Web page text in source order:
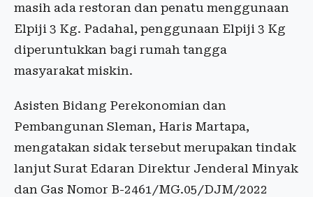
masih ada restoran dan penatu menggunaan
Elpiji 3 Kg. Padahal, penggunaan Elpiji 3 Kg
diperuntukkan bagi rumah tangga
masyarakat miskin.
Asisten Bidang Perekonomian dan
Pembangunan Sleman, Haris Martapa,
mengatakan sidak tersebut merupakan tindak
lanjut Surat Edaran Direktur Jenderal Minyak
dan Gas Nomor B-2461/MG.05/DJM/2022